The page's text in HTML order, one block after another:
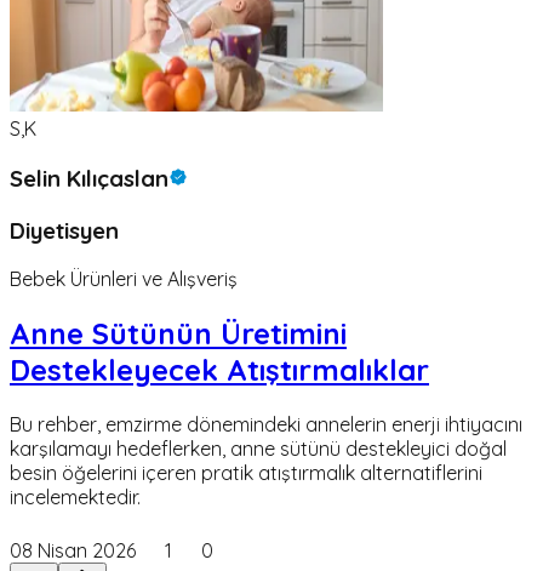
S,K
Selin Kılıçaslan
Diyetisyen
Bebek Ürünleri ve Alışveriş
Anne Sütünün Üretimini
Destekleyecek Atıştırmalıklar
Bu rehber, emzirme dönemindeki annelerin enerji ihtiyacını
karşılamayı hedeflerken, anne sütünü destekleyici doğal
besin öğelerini içeren pratik atıştırmalık alternatiflerini
incelemektedir.
08 Nisan 2026 1 0